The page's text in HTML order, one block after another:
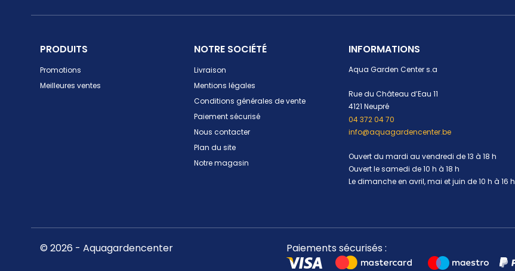
PRODUITS
Promotions
Meilleures ventes
NOTRE SOCIÉTÉ
Livraison
Mentions légales
Conditions générales de vente
Paiement sécurisé
Nous contacter
Plan du site
Notre magasin
INFORMATIONS
Aqua Garden Center s.a
Rue du Château d’Eau 11
4121 Neupré
04 372 04 70
info@aquagardencenter.be
Ouvert du mardi au vendredi de 13 à 18 h
Ouvert le samedi de 10 h à 18 h
Le dimanche en avril, mai et juin de 10 h à 16 h
© 2026 - Aquagardencenter Paiements sécurisés :